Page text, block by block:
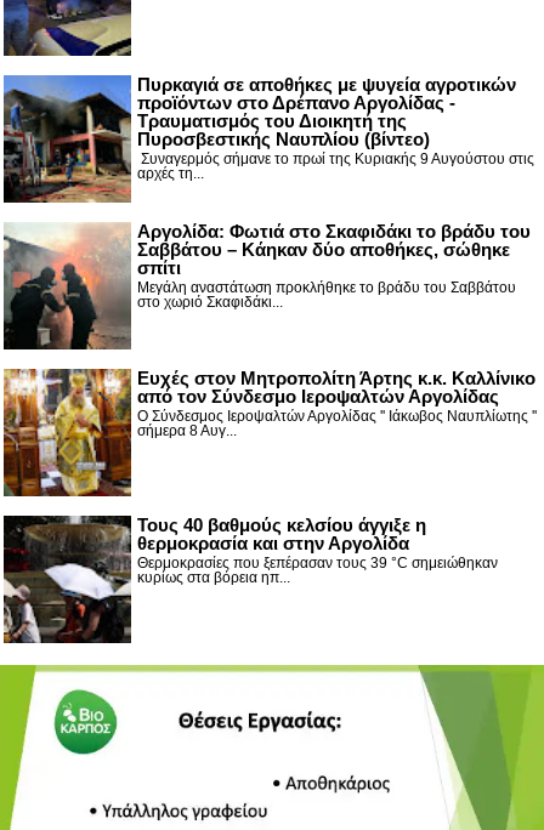
Πυρκαγιά σε αποθήκες με ψυγεία αγροτικών
προϊόντων στο Δρέπανο Αργολίδας -
Τραυματισμός του Διοικητή της
Πυροσβεστικής Ναυπλίου (βίντεο)
Συναγερμός σήμανε το πρωί της Κυριακής 9 Αυγούστου στις
αρχές τη...
Αργολίδα: Φωτιά στο Σκαφιδάκι το βράδυ του
Σαββάτου – Κάηκαν δύο αποθήκες, σώθηκε
σπίτι
Μεγάλη αναστάτωση προκλήθηκε το βράδυ του Σαββάτου
στο χωριό Σκαφιδάκι...
Ευχές στον Μητροπολίτη Άρτης κ.κ. Καλλίνικο
από τον Σύνδεσμο Ιεροψαλτών Αργολίδας
Ο Σύνδεσμος Ιεροψαλτών Αργολίδας '' Ιάκωβος Ναυπλίωτης ''
σήμερα 8 Αυγ...
Τους 40 βαθμούς κελσίου άγγιξε η
θερμοκρασία και στην Αργολίδα
Θερμοκρασίες που ξεπέρασαν τους 39 °C σημειώθηκαν
κυρίως στα βόρεια ηπ...